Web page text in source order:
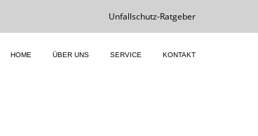
Unfallschutz-Ratgeber
HOME ÜBER UNS SERVICE KONTAKT